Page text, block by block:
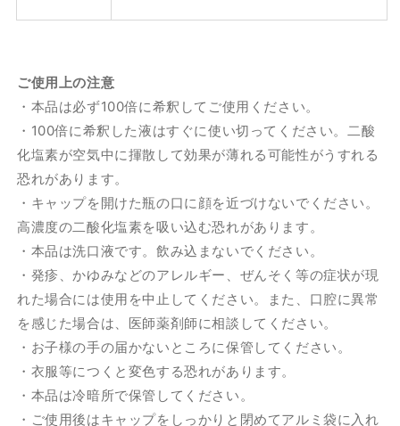
ご使用上の注意
・本品は必ず100倍に希釈してご使用ください。
・100倍に希釈した液はすぐに使い切ってください。二酸
化塩素が空気中に揮散して効果が薄れる可能性がうすれる
恐れがあります。
・キャップを開けた瓶の口に顔を近づけないでください。
高濃度の二酸化塩素を吸い込む恐れがあります。
・本品は洗口液です。飲み込まないでください。
・発疹、かゆみなどのアレルギー、ぜんそく等の症状が現
れた場合には使用を中止してください。また、口腔に異常
を感じた場合は、医師薬剤師に相談してください。
・お子様の手の届かないところに保管してください。
・衣服等につくと変色する恐れがあります。
・本品は冷暗所で保管してください。
・ご使用後はキャップをしっかりと閉めてアルミ袋に入れ